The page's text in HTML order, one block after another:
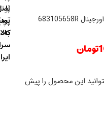
این محصول را پیش
سراسر
(واتس